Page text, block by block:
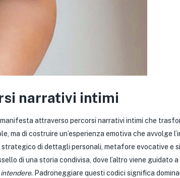
narrativi intimi
attraverso percorsi narrativi intimi che
ma di costruire un’esperienza emotiva che avvolge
di dettagli personali, metafore evocative e
di una storia condivisa, dove l’altro viene guidato
. Padroneggiare questi codici significa